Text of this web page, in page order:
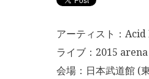
アーティスト：
ライブ：2015
会場：日本武道館 (